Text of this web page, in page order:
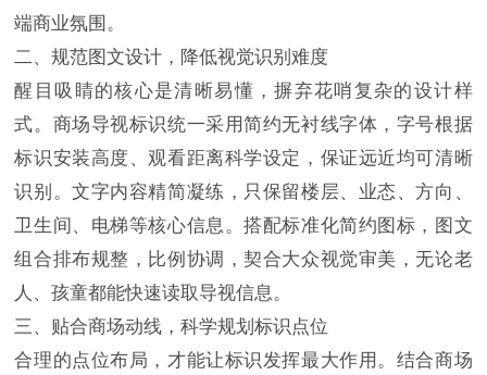
端商业氛围。
二、规范图文设计，降低视觉识别难度
醒目吸睛的核心是清晰易懂，摒弃花哨复杂的设计样
式。商场导视标识统一采用简约无衬线字体，字号根据
标识安装高度、观看距离科学设定，保证远近均可清晰
识别。文字内容精简凝练，只保留楼层、业态、方向、
卫生间、电梯等核心信息。搭配标准化简约图标，图文
组合排布规整，比例协调，契合大众视觉审美，无论老
人、孩童都能快速读取导视信息。
三、贴合商场动线，科学规划标识点位
合理的点位布局，才能让标识发挥最大作用。结合商场